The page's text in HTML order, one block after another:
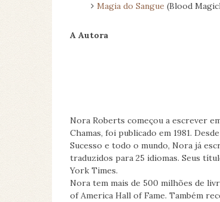
Magia do Sangue (Blood
A Autora
Nora Roberts começou a escrever
Chamas, foi publicado em 1981.
Sucesso e todo o mundo, Nora já
traduzidos para 25 idiomas. Seus
York Times.
Nora tem mais de 500 milhões de
of America Hall of Fame. Também